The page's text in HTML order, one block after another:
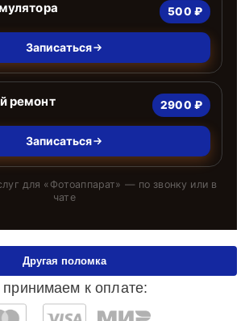
500 ₽
Записаться
ремонт 2900 ₽
Записаться
для « Фотоаппарат» — по звонку или в
чате
к оплате:
Другая поломка